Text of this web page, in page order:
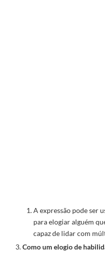
A expressão pode ser
para elogiar alguém
capaz de lidar com
Como um elogio de